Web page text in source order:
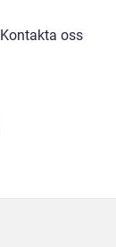
Kontakta oss